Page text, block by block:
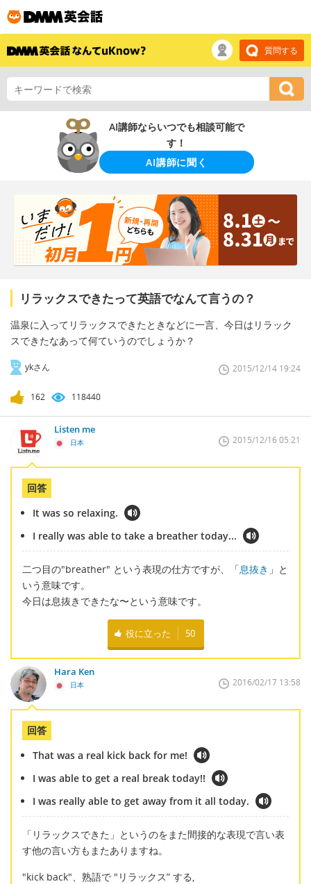
質問する
AI講師ならいつでも相談可能で
す！
AI講師に聞く
リラックスできたって英語でなんて言うの？
温泉に入ってリラックスできたときなどに一言、今日はリラック
スできたなあって何ていうのでしょうか？
ykさん 2015/12/14 19:24
162 118440
Listen me
日本 2015/12/16 05:21
回答
It was so relaxing.
I really was able to take a breather today...
二つ目の"breather" という表現の仕方ですが、「息抜き 」と
いう意味です。
今日は息抜きできたな〜という意味です。
役に立った 50
Hara Ken
日本 2016/02/17 13:58
回答
That was a real kick back for me!
I was able to get a real break today!!
I was really able to get away from it all today.
「リラックスできた」というのをまた間接的な表現で言い表
す他の言い方もまたありますね。
"kick back"、熟語で "リラックス” する,